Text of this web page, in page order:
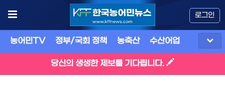
로그인
농어민TV 정부/국회 정책 농축산 수산어업
당신의 생생한 제보를 기다립니다.